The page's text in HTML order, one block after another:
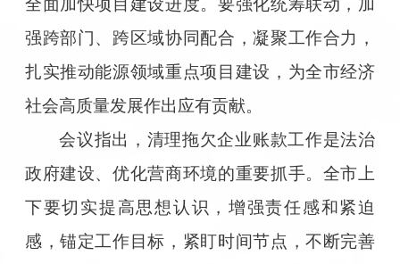
强跨部门、跨区域协同配合，凝聚工作合力，
扎实推动能源领域重点项目建设，为全市经济
社会高质量发展作出应有贡献。
会议指出，清理拖欠企业账款工作是法治
政府建设、优化营商环境的重要抓手。全市上
下要切实提高思想认识，增强责任感和紧迫
感，锚定工作目标，紧盯时间节点，不断完善